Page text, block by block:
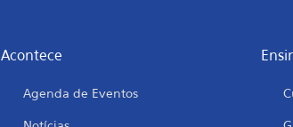
Acontece
Agenda de Eventos